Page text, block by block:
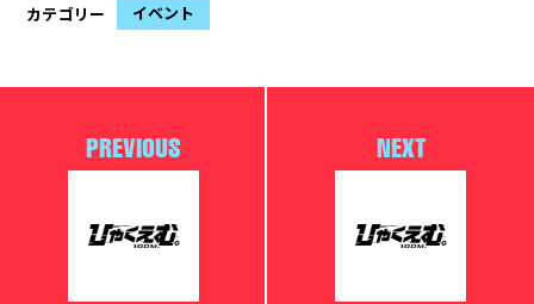
カテゴリー イベント
PREVIOUS NEXT